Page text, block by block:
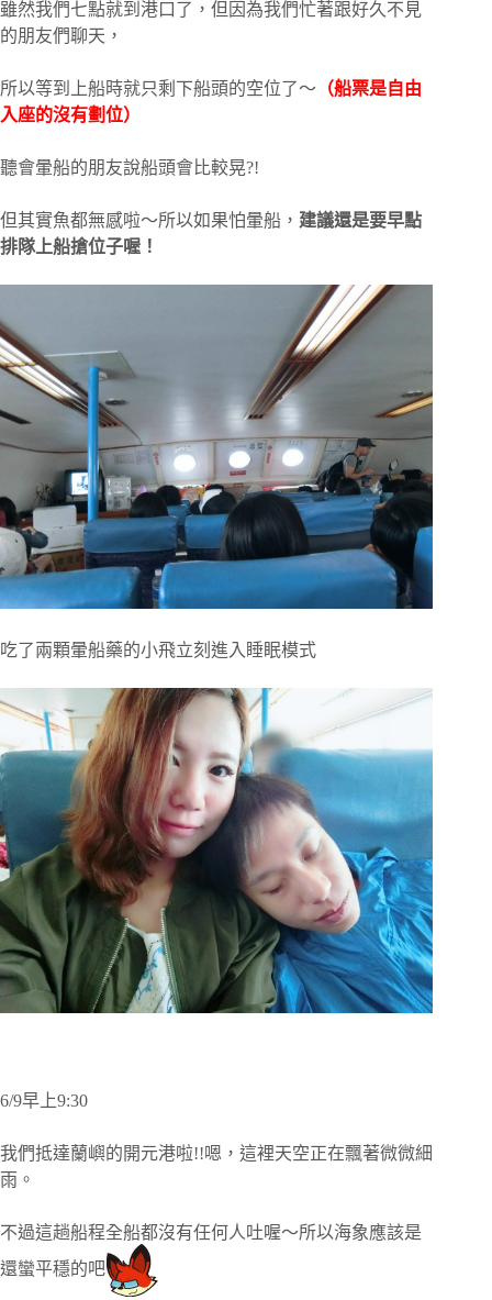
雖然我們七點就到港口了， 但因為我們忙著跟好久不見
的朋友們聊天，
所以等到上船時就只剩下船頭的空位了～ （船票是自由
入座的沒有劃位）
聽會暈船的朋友說船頭會比較晃?!
但其實魚都無感啦～所以如果怕暈船， 建議還是要早點
排隊上船搶位子喔！
吃了兩顆暈船藥的小飛立刻進入睡眠模式
6/9早上9:30
我們抵達蘭嶼的開元港啦!!嗯，這裡天空正在飄著微微細
雨。
不過這趟船程全船都沒有任何人吐喔～所以海象應該是
還蠻平穩的吧